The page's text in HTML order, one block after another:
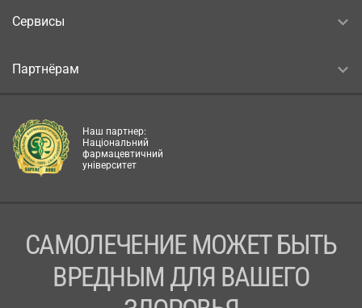
Сервисы
Партнёрам
Наш партнер:
Національний
фармацевтичний
університет
САМОЛЕЧЕНИЕ МОЖЕТ БЫТЬ
ВРЕДНЫМ ДЛЯ ВАШЕГО